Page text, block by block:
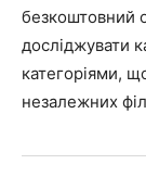
безкоштовний
досліджувати
категоріями,
незалежних